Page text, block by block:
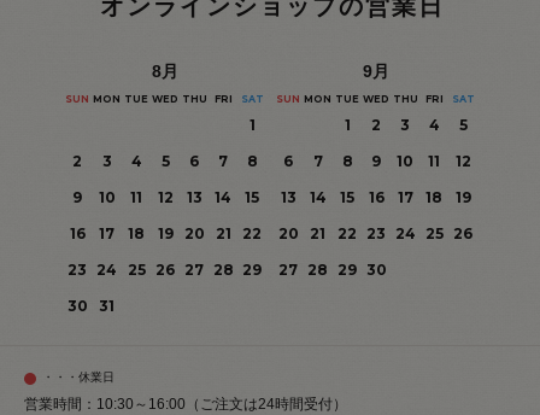
オンラインショップの営業日
8月
SUN MON TUE WED THU FRI SAT
1
2
3 4 5 6 7
8
9
10 11 12 13 14
15
16
17 18 19 20 21
22
23
24 25 26 27 28 29
30
31
9月
SUN MON TUE WED THU FRI SAT
1 2 3 4
5
6
7 8 9 10 11
12
13
14 15 16 17 18
19
20
21 22 23 24 25
26
27 28 29 30
・・・休業日
営業時間：10:30～16:00（ご注文は24時間受付）